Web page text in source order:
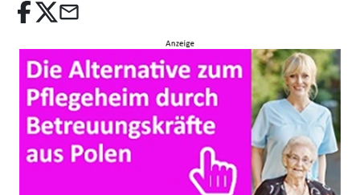
email